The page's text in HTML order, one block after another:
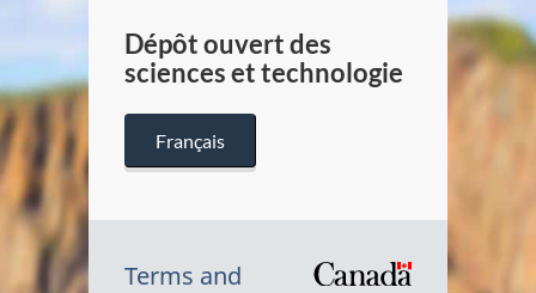
Dépôt ouvert des
sciences et technologie
Français
Terms and